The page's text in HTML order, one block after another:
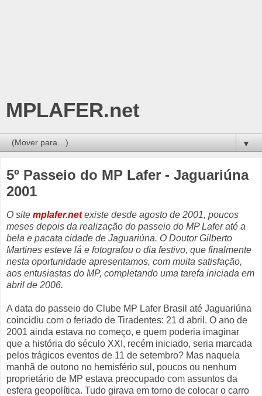
MPLAFER.net
▼
5º Passeio do MP Lafer - Jaguariúna
2001
O site mplafer.netexiste desde agosto de 2001, poucos
meses depois da realização do passeio do MP Lafer até a
bela e pacata cidade de Jaguariúna. O Doutor Gilberto
Martines esteve lá e fotografou o dia festivo, que finalmente
nesta oportunidade apresentamos, com muita satisfação,
aos entusiastas do MP, completando uma tarefa iniciada em
abril de 2006.
A data do passeio do Clube MP Lafer Brasil até Jaguariúna
coincidiu com o feriado de Tiradentes: 21 d abril. O ano de
2001 ainda estava no começo, e quem poderia imaginar
que a história do século XXI, recém iniciado, seria marcada
pelos trágicos eventos de 11 de setembro? Mas naquela
manhã de outono no hemisfério sul, poucos ou nenhum
proprietário de MP estava preocupado com assuntos da
esfera geopolítica. Tudo girava em torno de colocar o carro